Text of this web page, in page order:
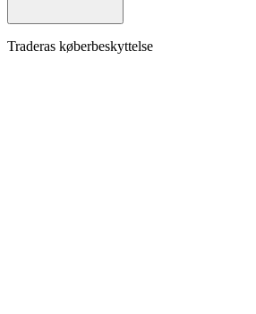
Traderas køberbeskyttelse